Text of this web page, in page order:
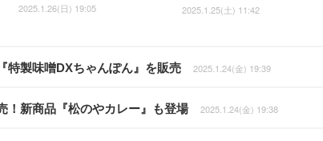
2025.1.26(日) 19:05 2025.1.25(土) 11:42
特製味噌DXちゃんぽん』を販売 2025.1.24(金) 19:39
！新商品『松のやカレー』も登場 2025.1.24(金) 19:38